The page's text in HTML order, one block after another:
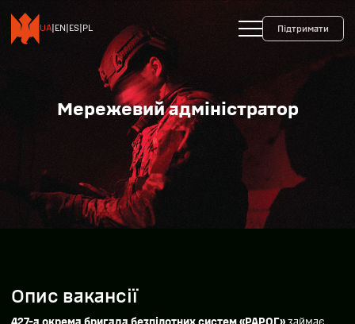
UA EN ES PL Підтримати
Мережевий адміністратор
Опис вакансії